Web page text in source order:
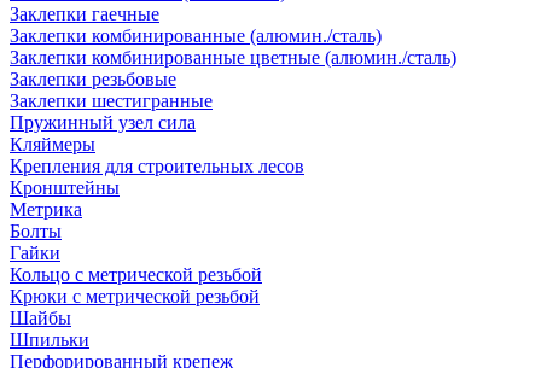
Заклепки гаечные
Заклепки комбинированные (алюмин./сталь)
Заклепки комбинированные цветные (алюмин./сталь)
Заклепки резьбовые
Заклепки шестигранные
Пружинный узел сила
Кляймеры
Крепления для строительных лесов
Кронштейны
Метрика
Болты
Гайки
Кольцо с метрической резьбой
Крюки с метрической резьбой
Шайбы
Шпильки
Перфорированный крепеж